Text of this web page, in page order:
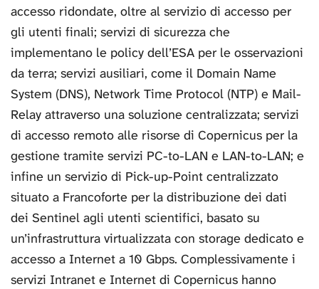
accesso ridondate, oltre al servizio di accesso per
gli utenti finali; servizi di sicurezza che
implementano le policy dell’ESA per le osservazioni
da terra; servizi ausiliari, come il Domain Name
System (DNS), Network Time Protocol (NTP) e Mail-
Relay attraverso una soluzione centralizzata; servizi
di accesso remoto alle risorse di Copernicus per la
gestione tramite servizi PC-to-LAN e LAN-to-LAN; e
infine un servizio di Pick-up-Point centralizzato
situato a Francoforte per la distribuzione dei dati
dei Sentinel agli utenti scientifici, basato su
un’infrastruttura virtualizzata con storage dedicato e
accesso a Internet a 10 Gbps. Complessivamente i
servizi Intranet e Internet di Copernicus hanno